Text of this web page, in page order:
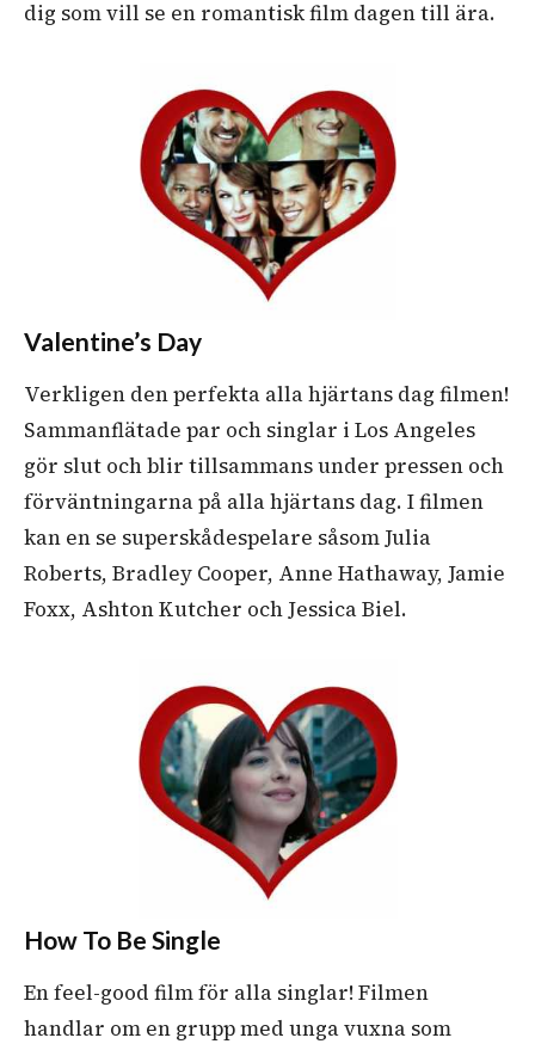
dig som vill se en romantisk film dagen till ära.
Valentine’s Day
Verkligen den perfekta alla hjärtans dag filmen!
Sammanflätade par och singlar i Los Angeles
gör slut och blir tillsammans under pressen och
förväntningarna på alla hjärtans dag. I filmen
kan en se superskådespelare såsom Julia
Roberts, Bradley Cooper, Anne Hathaway, Jamie
Foxx, Ashton Kutcher och Jessica Biel.
How To Be Single
En feel-good film för alla singlar! Filmen
handlar om en grupp med unga vuxna som